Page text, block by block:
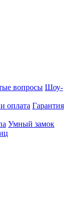
вопросы Шоу-
оплата Гарантия
Умный замок